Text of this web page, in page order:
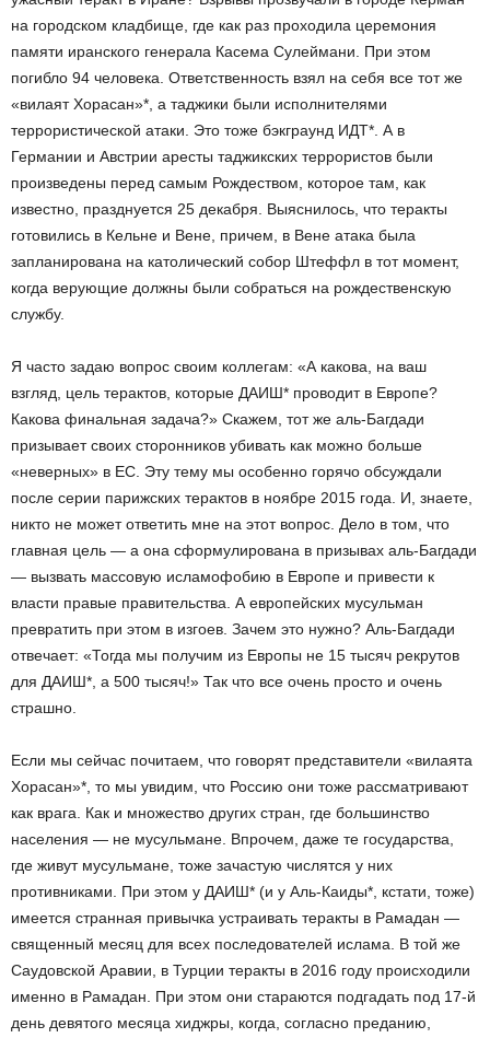
на городском кладбище, где как раз проходила церемония
памяти иранского генерала Касема Сулеймани. При этом
погибло 94 человека. Ответственность взял на себя все тот же
«вилаят Хорасан»*, а таджики были исполнителями
террористической атаки. Это тоже бэкграунд ИДТ*. А в
Германии и Австрии аресты таджикских террористов были
произведены перед самым Рождеством, которое там, как
известно, празднуется 25 декабря. Выяснилось, что теракты
готовились в Кельне и Вене, причем, в Вене атака была
запланирована на католический собор Штеффл в тот момент,
когда верующие должны были собраться на рождественскую
службу.
Я часто задаю вопрос своим коллегам: «А какова, на ваш
взгляд, цель терактов, которые ДАИШ* проводит в Европе?
Какова финальная задача?» Скажем, тот же аль-Багдади
призывает своих сторонников убивать как можно больше
«неверных» в ЕС. Эту тему мы особенно горячо обсуждали
после серии парижских терактов в ноябре 2015 года. И, знаете,
никто не может ответить мне на этот вопрос. Дело в том, что
главная цель — а она сформулирована в призывах аль-Багдади
— вызвать массовую исламофобию в Европе и привести к
власти правые правительства. А европейских мусульман
превратить при этом в изгоев. Зачем это нужно? Аль-Багдади
отвечает: «Тогда мы получим из Европы не 15 тысяч рекрутов
для ДАИШ*, а 500 тысяч!» Так что все очень просто и очень
страшно.
Если мы сейчас почитаем, что говорят представители «вилаята
Хорасан»*, то мы увидим, что Россию они тоже рассматривают
как врага. Как и множество других стран, где большинство
населения — не мусульмане. Впрочем, даже те государства,
где живут мусульмане, тоже зачастую числятся у них
противниками. При этом у ДАИШ* (и у Аль-Каиды*, кстати, тоже)
имеется странная привычка устраивать теракты в Рамадан —
священный месяц для всех последователей ислама. В той же
Саудовской Аравии, в Турции теракты в 2016 году происходили
именно в Рамадан. При этом они стараются подгадать под 17-й
день девятого месяца хиджры, когда, согласно преданию,